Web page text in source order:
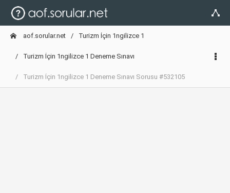
aof.sorular.net Turizm İçin 1ngilizce 1
Turizm İçin 1ngilizce 1 Deneme Sınavı
Turizm İçin 1ngilizce 1 Deneme Sınavı Sorusu #532105